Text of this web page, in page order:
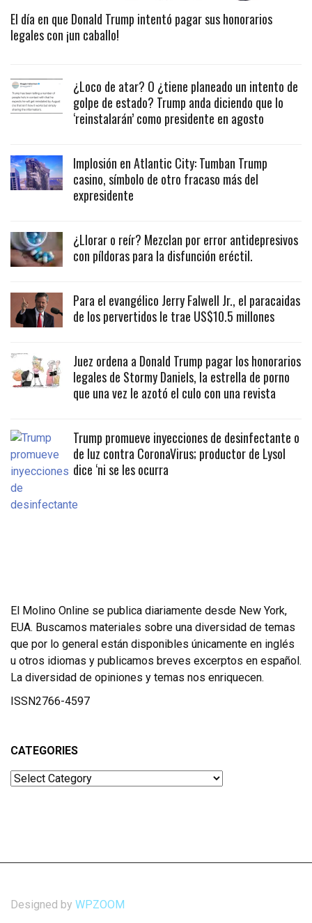
El día en que Donald Trump intentó pagar sus honorarios
legales con ¡un caballo!
¿Loco de atar? O ¿tiene planeado un intento de
golpe de estado? Trump anda diciendo que lo
‘reinstalarán’ como presidente en agosto
Implosión en Atlantic City: Tumban Trump
casino, símbolo de otro fracaso más del
expresidente
¿Llorar o reír? Mezclan por error antidepresivos
con píldoras para la disfunción eréctil.
Para el evangélico Jerry Falwell Jr., el paracaidas
de los pervertidos le trae US$10.5 millones
Juez ordena a Donald Trump pagar los honorarios
legales de Stormy Daniels, la estrella de porno
que una vez le azotó el culo con una revista
Trump promueve inyecciones de desinfectante o
de luz contra CoronaVirus; productor de Lysol
dice ‘ni se les ocurra
El Molino Online se publica diariamente desde New York,
EUA. Buscamos materiales sobre una diversidad de temas
que por lo general están disponibles únicamente en inglés
u otros idiomas y publicamos breves excerptos en español.
La diversidad de opiniones y temas nos enriquecen.
ISSN2766-4597
CATEGORIES
Categories
Designed by WPZOOM